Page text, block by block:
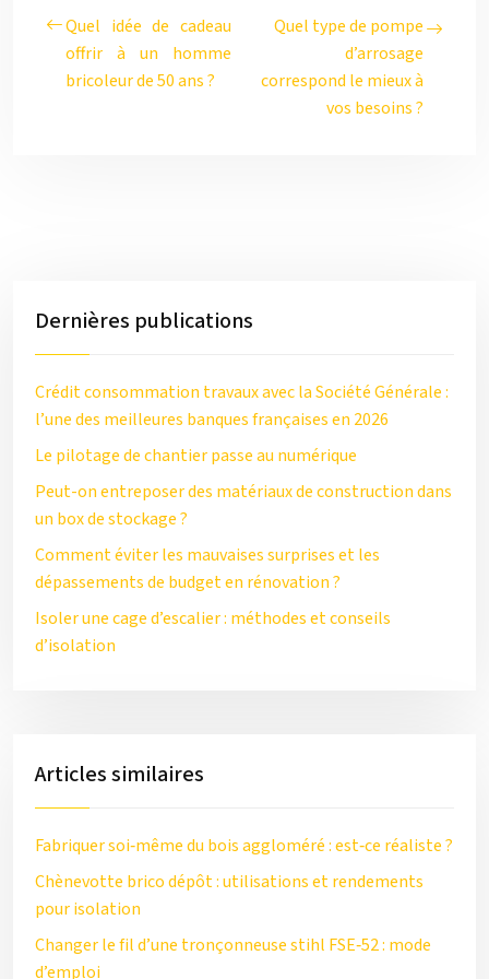
Quel idée de cadeau
offrir à un homme
bricoleur de 50 ans ?
Quel type de pompe
d’arrosage
correspond le mieux à
vos besoins ?
Dernières publications
Crédit consommation travaux avec la Société Générale :
l’une des meilleures banques françaises en 2026
Le pilotage de chantier passe au numérique
Peut-on entreposer des matériaux de construction dans
un box de stockage ?
Comment éviter les mauvaises surprises et les
dépassements de budget en rénovation ?
Isoler une cage d’escalier : méthodes et conseils
d’isolation
Articles similaires
Fabriquer soi‑même du bois aggloméré : est‑ce réaliste ?
Chènevotte brico dépôt : utilisations et rendements
pour isolation
Changer le fil d’une tronçonneuse stihl FSE‑52 : mode
d’emploi